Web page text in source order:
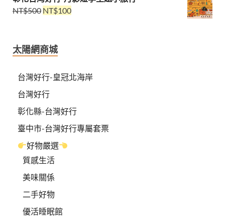
NT$500 NT$100
太陽網商城
台灣好行-皇冠北海岸
台灣好行
彰化縣-台灣好行
臺中市-台灣好行專屬套票
好物嚴選
質感生活
美味關係
二手好物
優活睡眠館